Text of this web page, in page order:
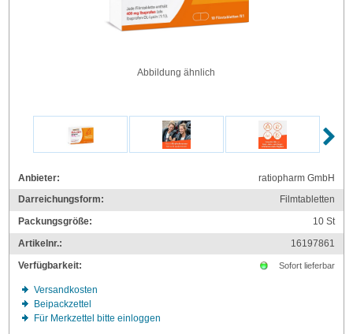
Abbildung ähnlich
Anbieter:
ratiopharm GmbH
Darreichungsform:
Filmtabletten
Packungsgröße:
10St
Artikelnr.:
16197861
Verfügbarkeit:
Sofort lieferbar
Versandkosten
Beipackzettel
Für Merkzettel bitte einloggen